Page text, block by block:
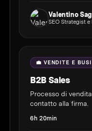
Valentino
SEO Strategist e
💼 VENDITE E
B2B Sales
Processo di
contatto alla firma.
6h 20min